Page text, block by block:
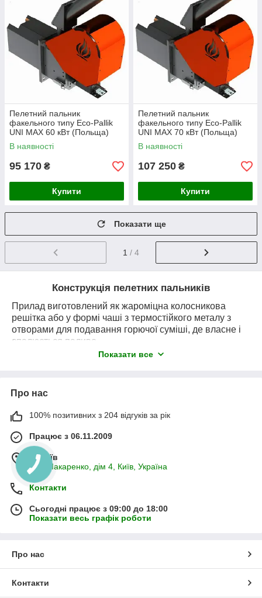
Пелетний пальник
факельного типу Eco-Pallik
UNI MAX 60 кВт (Польща)
В наявності
95 170 ₴
Купити
Пелетний пальник
факельного типу Eco-Pallik
UNI MAX 70 кВт (Польща)
В наявності
107 250 ₴
Купити
Показати ще
1 / 4
Конструкція пелетних пальників
Прилад виготовлений як жароміцна колосникова
решітка або у формі чаші з термостійкого металу з
отворами для подавання горючої суміші, де власне і
спалюється паливо.
Спочаткугранули завантажують у бункер
підібраний залежно від потужності агрегату та
тим довше триватиме робота в авторежимі). Сигнал
датчик рівня паливау топковій камері вмикає
займистий факел. Керамічні ігнетери сприяють
Показати все
Про нас
100% позитивних з 204 відгуків за рік
Працює з 06.11.2009
м. Київ
вул. Макаренко, дім 4, Київ, Україна
Контакти
Сьогодні працює з 09:00 до 18:00
Показати весь графік роботи
Про нас
Контакти